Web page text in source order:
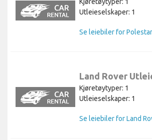
Kjøretøytyper: 1
Utleieselskaper: 1
Se leiebiler for Polestar
Land Rover
Kjøretøytyper: 1
Utleieselskaper: 1
Se leiebiler for Land